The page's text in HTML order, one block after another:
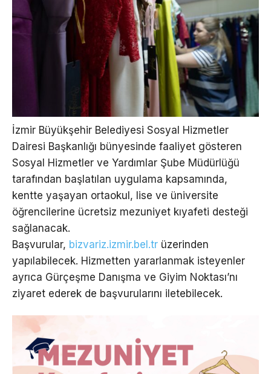
İzmir Büyükşehir Belediyesi Sosyal Hizmetler
Dairesi Başkanlığı bünyesinde faaliyet gösteren
Sosyal Hizmetler ve Yardımlar Şube Müdürlüğü
tarafından başlatılan uygulama kapsamında,
kentte yaşayan ortaokul, lise ve üniversite
öğrencilerine ücretsiz mezuniyet kıyafeti desteği
sağlanacak.
Başvurular, bizvariz.izmir.bel.tr üzerinden
yapılabilecek. Hizmetten yararlanmak isteyenler
ayrıca Gürçeşme Danışma ve Giyim Noktası’nı
ziyaret ederek de başvurularını iletebilecek.